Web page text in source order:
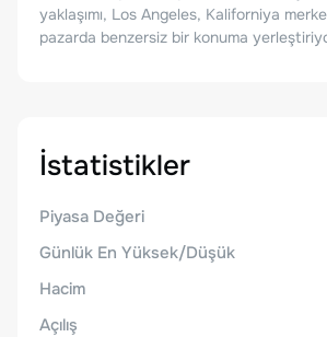
yaklaşımı, Los Angeles, Kaliforniya
pazarda benzersiz bir konuma
İstatistikler
Piyasa Değeri
Günlük En Yüksek/Düşük
Hacim
Açılış